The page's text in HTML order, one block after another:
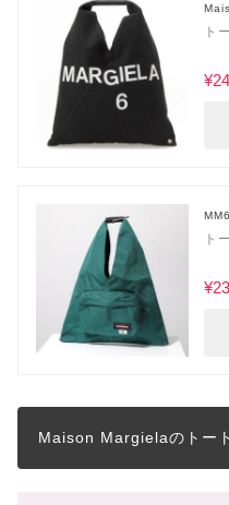
ト
ト
Maison Margielaのトー